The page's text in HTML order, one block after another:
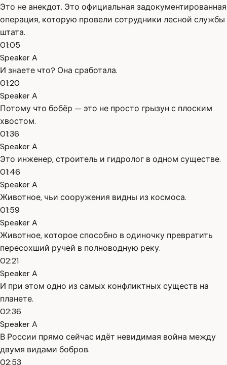
Это не анекдот. Это официальная задокументированная
операция, которую провели сотрудники лесной службы
штата.
01:05
Speaker A
И знаете что? Она сработала.
01:20
Speaker A
Потому что бобёр — это не просто грызун с плоским
хвостом.
01:36
Speaker A
Это инженер, строитель и гидролог в одном существе.
01:46
Speaker A
Животное, чьи сооружения видны из космоса.
01:59
Speaker A
Животное, которое способно в одиночку превратить
пересохший ручей в полноводную реку.
02:21
Speaker A
И при этом одно из самых конфликтных существ на
планете.
02:36
Speaker A
В России прямо сейчас идёт невидимая война между
двумя видами бобров.
02:53